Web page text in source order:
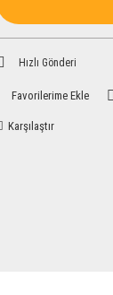
Hızlı Gönderi
Karşılaştır